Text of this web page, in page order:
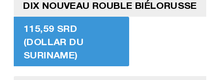
DIX NOUVEAU ROUBLE BIÉLORUSSE
115,59 SRD
(DOLLAR DU
SURINAME)